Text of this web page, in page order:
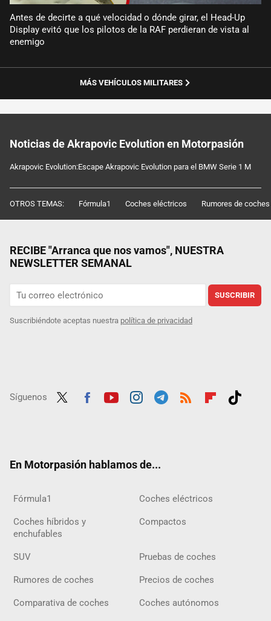
Antes de decirte a qué velocidad o dónde girar, el Head-Up
Display evitó que los pilotos de la RAF perdieran de vista al
enemigo
MÁS VEHÍCULOS MILITARES
Noticias de Akrapovic Evolution en Motorpasión
Akrapovic Evolution:Escape Akrapovic Evolution para el BMW Serie 1 M
OTROS TEMAS: Fórmula1 Coches eléctricos Rumores de coches
RECIBE "Arranca que nos vamos", NUESTRA
NEWSLETTER SEMANAL
SUSCRIBIR
Suscribiéndote aceptas nuestra política de privacidad
Síguenos
En Motorpasión hablamos de...
Fórmula1 Coches eléctricos
Coches híbridos y
enchufables
Compactos
SUV Pruebas de coches
Rumores de coches Precios de coches
Comparativa de coches Coches autónomos